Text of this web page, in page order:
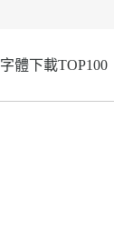
字體下載TOP100